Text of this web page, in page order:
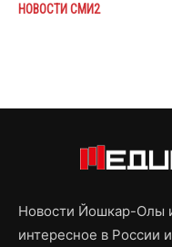
НОВОСТИ СМИ2
Новости Йошкар-Олы
интересное в России